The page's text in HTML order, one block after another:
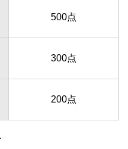
500点
300点
200点